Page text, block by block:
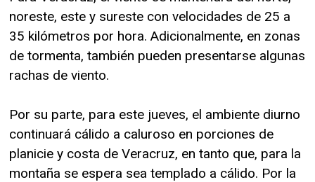
noreste, este y sureste con velocidades de 25 a
35 kilómetros por hora. Adicionalmente, en zonas
de tormenta, también pueden presentarse algunas
rachas de viento.
Por su parte, para este jueves, el ambiente diurno
continuará cálido a caluroso en porciones de
planicie y costa de Veracruz, en tanto que, para la
montaña se espera sea templado a cálido. Por la